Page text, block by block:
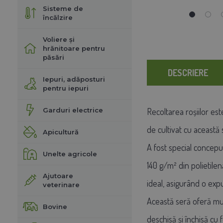
Sisteme de
încălzire
Voliere și
hrănitoare pentru
păsări
Iepuri, adăposturi
pentru iepuri
Garduri electrice
Apicultură
Unelte agricole
Ajutoare
veterinare
Bovine
DESCRIERE
Recoltarea roșiilor
de cultivat cu această
A fost special
140 g/m² din
ideal, asigurând o
Această seră oferă
deschisă și închisă